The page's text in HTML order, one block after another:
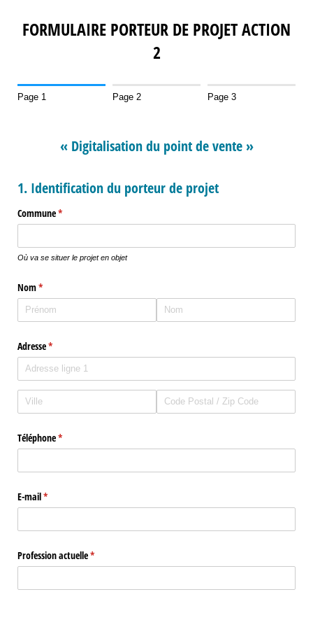
FORMULAIRE PORTEUR DE PROJET ACTION
2
Page 1 Page 2 Page 3
« Digitalisation du point de vente »
1. Identification du porteur de projet
Commune*
(requis)
Où va se situer le projet en objet
Nom*
(requis)
Adresse*
(requis)
Téléphone*
(requis)
E-mail*
(requis)
Profession actuelle*
(requis)